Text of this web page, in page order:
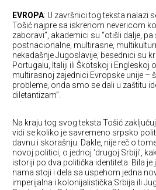
EVROPA: U završnici tog teksta nalazi
Tošić najpre sa iskrenom nevericom
zaboravi”, akademici su “otišli dalje,
postnacionalne, multirasne,
nekadašnje Jugoslavije, besednici su
Portugalu, Italiji ili Škotskoj i Engleskoj
multirasnoj zajednici Evropske unije –
probleme, onda smo se dali u zaštitu
diletantizam”.
Na kraju tog svog teksta Tošić
vidi se koliko je savremeno srpsko
davnu i skorašnju. Dakle, nije reč o
novoj politici, o jednoj ‘drugoj Srbiji’,
istoriji po dva politička identiteta. Bila
nama stoji i dela sa uspehom jedna
imperijalna i kolonijalistička Srbija ili